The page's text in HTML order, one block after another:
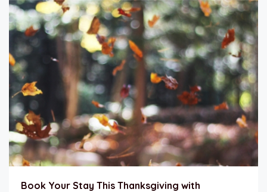
Book Your Stay This Thanksgiving with